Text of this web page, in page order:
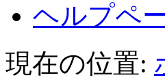
ヘルプペ
現在の位置: